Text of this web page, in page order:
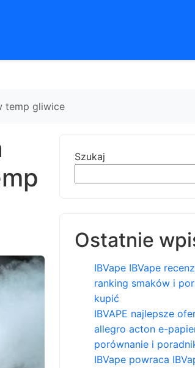
temp gliwice
Szukaj
Ostatnie
IBVape IBVape
ranking smaków i
kupić
IBVAPE najlepsze
allegro acton e-
porównanie i
IBVape powraca